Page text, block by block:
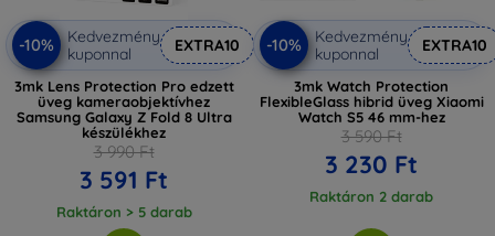
-10%
Kedvezmény
kuponnal
EXTRA10
3mk Lens Protection Pro edzett
üveg kameraobjektívhez
Samsung Galaxy Z Fold 8 Ultra
készülékhez
3 990 Ft
3 591 Ft
Raktáron > 5 darab
-10%
Kedvezmény
kuponnal
EXTRA10
3mk Watch Protection
FlexibleGlass hibrid üveg Xiaomi
Watch S5 46 mm-hez
3 590 Ft
3 230 Ft
Raktáron 2 darab